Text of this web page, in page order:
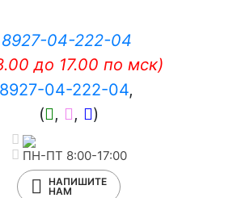
8927-04-222-04
до 17.00 по мск)
8927-04-222-04,
(
, , )
ПН-ПТ 8:00-17:00
НАПИШИТЕ
НАМ